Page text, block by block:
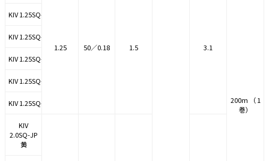
200ｍ （ 1
巻）
1.25 50／0.18 1.5 3.1
KIV 1.25SQ-JP 黒
KIV 1.25SQ-JP 青
KIV 1.25SQ-JP 赤
KIV 1.25SQ-JP 白
KIV 1.25SQ-JP 緑
KIV
2.0SQ-JP
黄